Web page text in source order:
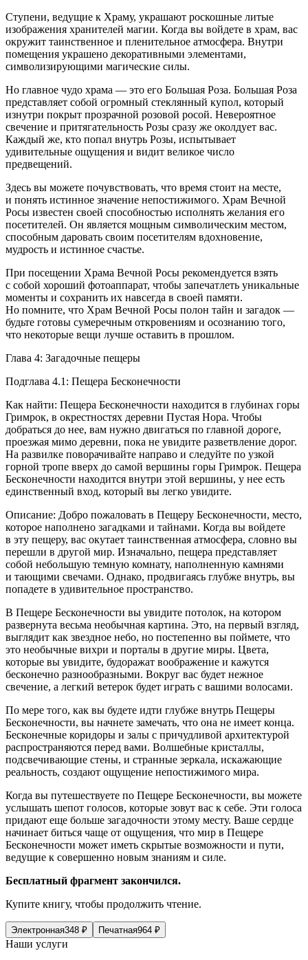
Ступени, ведущие к Храму, украшают роскошные литые
изображения хранителей магии. Когда вы войдете в храм, вас
окружит таинственное и пленительное атмосфера. Внутри
помещения украшено декоративными элементами,
символизирующими магические силы.
Но главное чудо храма — это его Большая Роза. Большая Роза
представляет собой огромный стеклянный купол, который
изнутри покрыт прозрачной розовой росой. Невероятное
свечение и притягательность Розы сразу же околдует вас.
Каждый же, кто попал внутрь Розы, испытывает
удивительные ощущения и видит великое число
предвещений.
Здесь вы можете почувствовать, что время стоит на месте,
и понять истинное значение непостижимого. Храм Вечной
Росы известен своей способностью исполнять желания его
посетителей. Он является мощным символическим местом,
способным даровать своим посетителям вдохновение,
мудрость и истинное счастье.
При посещении Храма Вечной Росы рекомендуется взять
с собой хороший фотоаппарат, чтобы запечатлеть уникальные
моменты и сохранить их навсегда в своей памяти.
Но помните, что Храм Вечной Росы полон тайн и загадок —
будьте готовы сумеречным откровениям и осознанию того,
что некоторые вещи лучше оставить в прошлом.
Глава 4: Загадочные пещеры
Подглава 4.1: Пещера Бесконечности
Как найти: Пещера Бесконечности находится в глубинах горы
Гримрок, в окрестностях деревни Пустая Нора. Чтобы
добраться до нее, вам нужно двигаться по главной дороге,
проезжая мимо деревни, пока не увидите разветвление дорог.
На развилке поворачивайте направо и следуйте по узкой
горной тропе вверх до самой вершины горы Гримрок. Пещера
Бесконечности находится внутри этой вершины, у нее есть
единственный вход, который вы легко увидите.
Описание: Добро пожаловать в Пещеру Бесконечности, место,
которое наполнено загадками и тайнами. Когда вы войдете
в эту пещеру, вас окутает таинственная атмосфера, словно вы
перешли в другой мир. Изначально, пещера представляет
собой небольшую темную комнату, наполненную камнями
и тающими свечами. Однако, продвигаясь глубже внутрь, вы
попадете в удивительное пространство.
В Пещере Бесконечности вы увидите потолок, на котором
развернута весьма необычная картина. Это, на первый взгляд,
выглядит как звездное небо, но постепенно вы поймете, что
это необычные вихри и порталы в другие миры. Цвета,
которые вы увидите, будоражат воображение и кажутся
бесконечно разнообразными. Вокруг вас будет нежное
свечение, а легкий ветерок будет играть с вашими волосами.
По мере того, как вы будете идти глубже внутрь Пещеры
Бесконечности, вы начнете замечать, что она не имеет конца.
Бесконечные коридоры и залы с причудливой архитектурой
распространяются перед вами. Волшебные кристаллы,
подсвечивающие стены, и странные зеркала, искажающие
реальность, создают ощущение непостижимого мира.
Когда вы путешествуете по Пещере Бесконечности, вы можете
услышать шепот голосов, которые зовут вас к себе. Эти голоса
придают еще больше загадочности этому месту. Ваше сердце
начинает биться чаще от ощущения, что мир в Пещере
Бесконечности может иметь скрытые возможности и пути,
ведущие к совершенно новым знаниям и силе.
Бесплатный фрагмент закончился.
Купите книгу, чтобы продолжить чтение.
Электронная348 ₽ Печатная964 ₽
Наши услуги